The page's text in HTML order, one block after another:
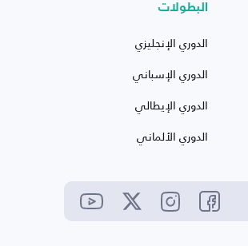
البطولات
الدوري الإنجليزي
الدوري الإسباني
الدوري الإيطالي
الدوري الألماني